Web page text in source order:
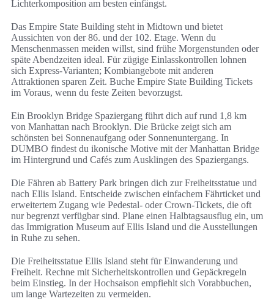
Lichterkomposition am besten einfängst.
Das Empire State Building steht in Midtown und bietet
Aussichten von der 86. und der 102. Etage. Wenn du
Menschenmassen meiden willst, sind frühe Morgenstunden oder
späte Abendzeiten ideal. Für zügige Einlasskontrollen lohnen
sich Express-Varianten; Kombiangebote mit anderen
Attraktionen sparen Zeit. Buche Empire State Building Tickets
im Voraus, wenn du feste Zeiten bevorzugst.
Ein Brooklyn Bridge Spaziergang führt dich auf rund 1,8 km
von Manhattan nach Brooklyn. Die Brücke zeigt sich am
schönsten bei Sonnenaufgang oder Sonnenuntergang. In
DUMBO findest du ikonische Motive mit der Manhattan Bridge
im Hintergrund und Cafés zum Ausklingen des Spaziergangs.
Die Fähren ab Battery Park bringen dich zur Freiheitsstatue und
nach Ellis Island. Entscheide zwischen einfachem Fährticket und
erweitertem Zugang wie Pedestal- oder Crown-Tickets, die oft
nur begrenzt verfügbar sind. Plane einen Halbtagsausflug ein, um
das Immigration Museum auf Ellis Island und die Ausstellungen
in Ruhe zu sehen.
Die Freiheitsstatue Ellis Island steht für Einwanderung und
Freiheit. Rechne mit Sicherheitskontrollen und Gepäckregeln
beim Einstieg. In der Hochsaison empfiehlt sich Vorabbuchen,
um lange Wartezeiten zu vermeiden.